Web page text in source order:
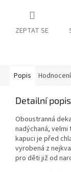
ZEPTAT SE
Popis Hodnocení
Detailní
Oboustranná
nadýchaná,
kapuci je před
vyrobená z
pro děti již od